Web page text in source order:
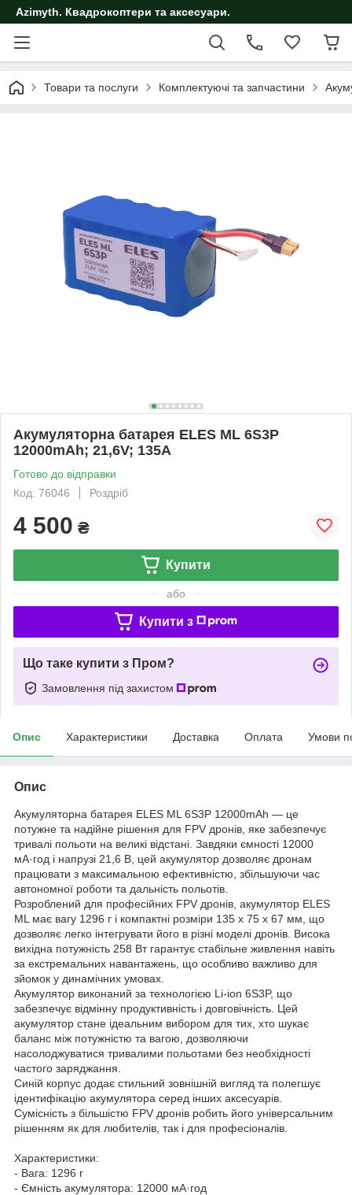
Azimyth. Квадрокоптери та аксесуари.
Товари та послуги Комплектуючі та запчастини
Акумуляторна батарея ELES ML 6S3P
12000mAh; 21,6V; 135А
Готово до відправки
Код: 76046
Роздріб
4 500 ₴
Купити
або
Купити з
Що таке купити з Пром?
Замовлення під захистом
Опис Характеристики Доставка Оплата Умови
Опис
Акумуляторна батарея ELES ML 6S3P 12000mAh — це
потужне та надійне рішення для FPV дронів, яке забезпечує
тривалі польоти на великі відстані. Завдяки ємності 12000
мА·год і напрузі 21,6 В, цей акумулятор дозволяє дронам
працювати з максимальною ефективністю, збільшуючи час
автономної роботи та дальність польотів.
Розроблений для професійних FPV дронів, акумулятор ELES
ML має вагу 1296 г і компактні розміри 135 x 75 x 67 мм, що
дозволяє легко інтегрувати його в різні моделі дронів. Висока
вихідна потужність 258 Вт гарантує стабільне живлення навіть
за екстремальних навантажень, що особливо важливо для
зйомок у динамічних умовах.
Акумулятор виконаний за технологією Li-ion 6S3P, що
забезпечує відмінну продуктивність і довговічність. Цей
акумулятор стане ідеальним вибором для тих, хто шукає
баланс між потужністю та вагою, дозволяючи
насолоджуватися тривалими польотами без необхідності
частого заряджання.
Синій корпус додає стильний зовнішній вигляд та полегшує
ідентифікацію акумулятора серед інших аксесуарів.
Сумісність з більшістю FPV дронів робить його універсальним
рішенням як для любителів, так і для професіоналів.
Характеристики:
- Вага: 1296 г
- Ємність акумулятора: 12000 мА·год